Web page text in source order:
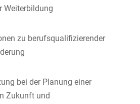
Weiterbildung
zu berufsqualifizierender
bei der Planung einer
Zukunft und